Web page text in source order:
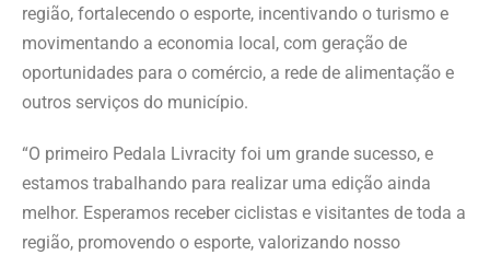
região, fortalecendo o esporte, incentivando o turismo e
movimentando a economia local, com geração de
oportunidades para o comércio, a rede de alimentação e
outros serviços do município.
“O primeiro Pedala Livracity foi um grande sucesso, e
estamos trabalhando para realizar uma edição ainda
melhor. Esperamos receber ciclistas e visitantes de toda a
região, promovendo o esporte, valorizando nosso